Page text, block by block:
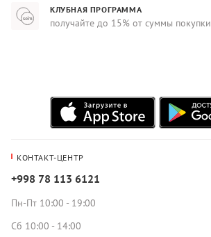
КЛУБНАЯ ПРОГРАММА
получайте до 15% от суммы покупки
КОНТАКТ-ЦЕНТР
+998 78 113 6121
Пн-Пт 10:00 - 19:00
Сб 10:00 - 14:00